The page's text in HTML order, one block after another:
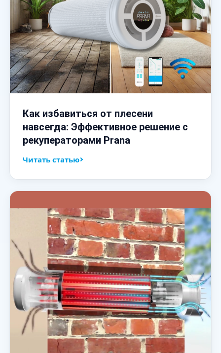
Как избавиться от плесени
навсегда: Эффективное решение с
рекуператорами Prana
Читать статью